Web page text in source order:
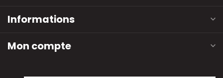
Informations
Mon compte